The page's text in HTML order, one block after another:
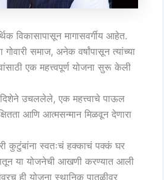
विकासापासून मागासवर्गीय आहेत.
समाज, अनेक वर्षांपासून त्यांच्या
एक महत्त्वपूर्ण योजना सुरू केली
उचललेले, एक महत्त्वाचे पाऊल
आणि आत्मसन्मान मिळवून देणारा
कुटुंबांना स्वतःचं हक्काचं पक्कं घर
या योजनेची आखणी करण्यात आली
ही योजना स्थानिक पातळीवर